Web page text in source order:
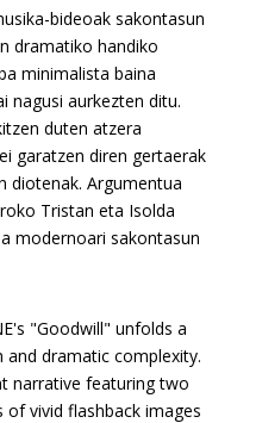
bideoak sakontasun
dramatiko handiko
minimalista baina
nagusi aurkezten ditu.
duten atzera
garatzen diren gertaerak
diotenak. Argumentua
Tristan eta Isolda
modernoari sakontasun
"Goodwill" unfolds a
dramatic complexity.
narrative featuring two
of vivid flashback images